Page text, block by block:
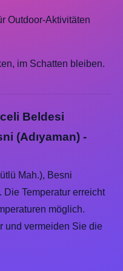
Outdoor-Aktivitäten
im Schatten bleiben.
Beldesi
(Adıyaman) -
Mah.), Besni
. Die Temperatur erreicht
möglich.
und vermeiden Sie die